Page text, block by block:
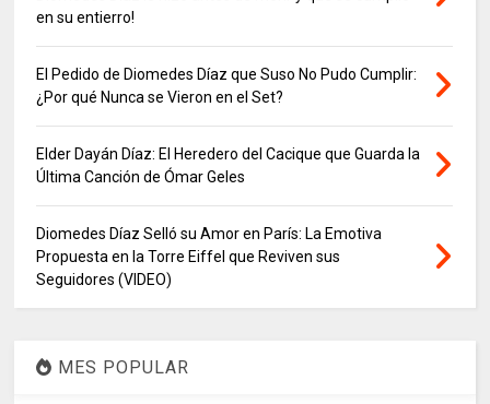
en su entierro!
El Pedido de Diomedes Díaz que Suso No Pudo Cumplir:
¿Por qué Nunca se Vieron en el Set?
Elder Dayán Díaz: El Heredero del Cacique que Guarda la
Última Canción de Ómar Geles
Diomedes Díaz Selló su Amor en París: La Emotiva
Propuesta en la Torre Eiffel que Reviven sus
Seguidores (VIDEO)
MES POPULAR